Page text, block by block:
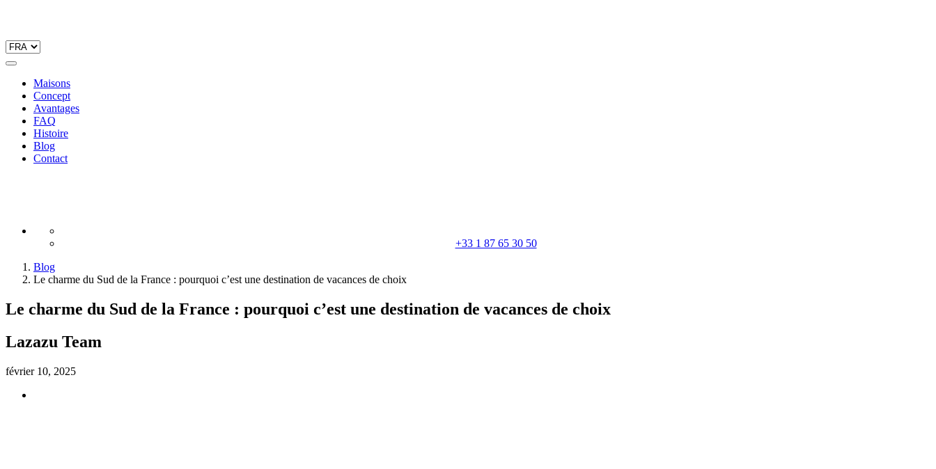
Maisons
Concept
Avantages
FAQ
Histoire
Blog
Contact
+33 1 87 65 30 50
Blog
Le charme du Sud de la France : pourquoi c’est une destination de vacances de choix
Le charme du Sud de la France : pourquoi c’est une destination de vacances de choix
Lazazu Team
février 10, 2025